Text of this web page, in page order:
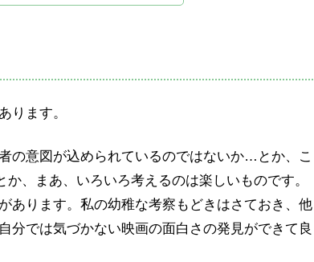
ります。
の意図が込められているのではないか…とか、こ
、まあ、いろいろ考えるのは楽しいものです。
あります。私の幼稚な考察もどきはさておき、他
分では気づかない映画の面白さの発見ができて良